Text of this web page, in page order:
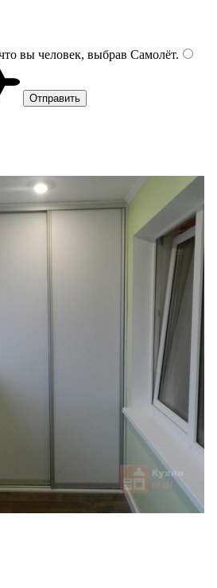
вы человек, выбрав Самолёт.